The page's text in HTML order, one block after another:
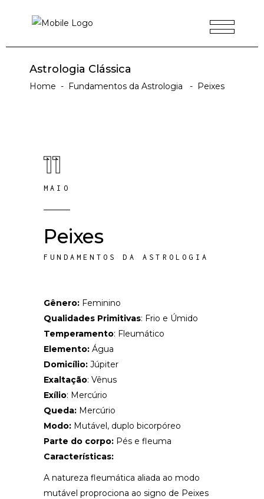
Astrologia Clássica
Home - Fundamentos da Astrologia - Peixes
11
MAIO
Peixes
FUNDAMENTOS DA ASTROLOGIA
Gênero: Feminino
Qualidades Primitivas: Frio e Úmido
Temperamento: Fleumático
Elemento: Água
Domicílio: Júpiter
Exaltação: Vênus
Exílio: Mercúrio
Queda: Mercúrio
Modo: Mutável, duplo bicorpóreo
Parte do corpo: Pés e fleuma
Características:
A natureza fleumática aliada ao modo
mutável proprociona ao signo de Peixes